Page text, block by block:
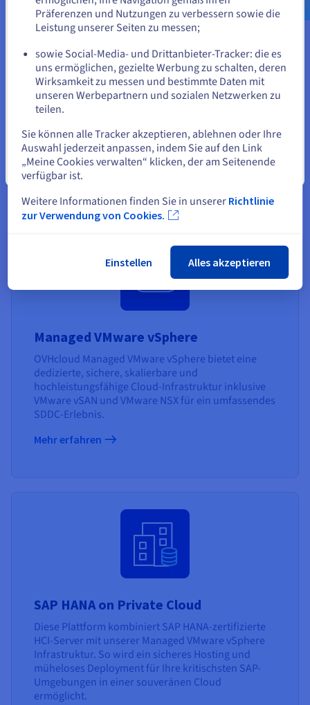
Managed VMware vSphere
SecNumCloud
OVHcloud bietet eine qualifizierte, sichere Cloud-
Umgebung, die Datenschutz und die Einhaltung der
SecNumCloud-Sicherheitsstandards der
französischen Regierung gewährleistet.
Mehr erfahren
Managed VMware vSphere
OVHcloud Managed VMware vSphere bietet eine
dedizierte, sichere, skalierbare und
hochleistungsfähige Cloud-Infrastruktur inklusive
VMware vSAN und VMware NSX für ein umfassendes
SDDC-Erlebnis.
Mehr erfahren
SAP HANA on Private Cloud
Diese Plattform kombiniert SAP HANA-zertifizierte
HCI-Server mit unserer Managed VMware vSphere
Infrastruktur. So wird ein sicheres Hosting und
müheloses Deployment für Ihre kritischsten SAP-
Umgebungen in einer souveränen Cloud
ermöglicht.
oder
Auf der aktuellen Website bleiben
Eine andere Website wählen
Schließen
Präferenzen und Nutzungen zu verbessern sowie die
Leistung unserer Seiten zu messen;
sowie Social-Media- und Drittanbieter-Tracker: die es
uns ermöglichen, gezielte Werbung zu schalten, deren
Wirksamkeit zu messen und bestimmte Daten mit
unseren Werbepartnern und sozialen Netzwerken zu
teilen.
Sie können alle Tracker akzeptieren, ablehnen oder Ihre
Auswahl jederzeit anpassen, indem Sie auf den Link
„Meine Cookies verwalten“ klicken, der am Seitenende
verfügbar ist.
Weitere Informationen finden Sie in unserer Richtlinie
zur Verwendung von Cookies.
Einstellen Alles akzeptieren